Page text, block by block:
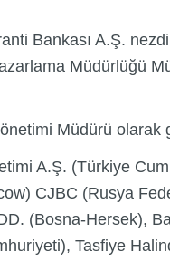
Bankası A.Ş.
Müdürlüğü
Müdürü olarak
A.Ş. (Türkiye
CJBC (Rusya
(Bosna-Hersek),
Tasfiye